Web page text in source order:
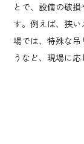
とで、設備の破
す。例えば、狭
場では、特殊な
うなど、現場に応